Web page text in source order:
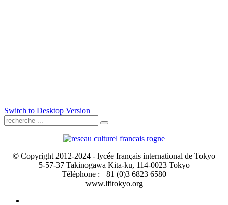
Switch to Desktop Version
© Copyright 2012-2024 - lycée français international de Tokyo
5-57-37 Takinogawa Kita-ku, 114-0023 Tokyo
Téléphone : +81 (0)3 6823 6580
www.lfitokyo.org